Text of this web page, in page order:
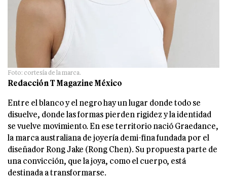
Foto: cortesía de la marca.
Redacción T Magazine México
Entre el blanco y el negro hay un lugar donde todo se
disuelve, donde las formas pierden rigidez y la identidad
se vuelve movimiento. En ese territorio nació Graedance,
la marca australiana de joyería demi-fina fundada por el
diseñador Rong Jake (Rong Chen). Su propuesta parte de
una convicción, que la joya, como el cuerpo, está
destinada a transformarse.